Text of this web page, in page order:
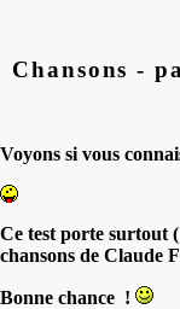
Chansons -
Voyons si vous
Ce test porte surtout
chansons de Claude
Bonne chance !